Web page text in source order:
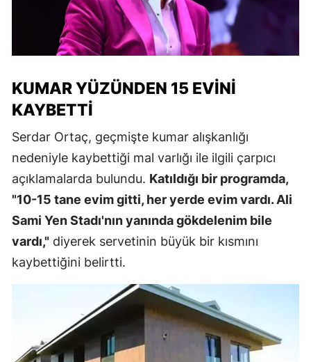
KUMAR YÜZÜNDEN 15 EVINI
KAYBETTI
Serdar Ortaç, geçmişte kumar alışkanlığı
nedeniyle kaybettiği mal varlığı ile ilgili çarpıcı
açıklamalarda bulundu. Katıldığı bir programda,
"10-15 tane evim gitti, her yerde evim vardı. Ali
Sami Yen Stadı'nın yanında gökdelenim bile
vardı," diyerek servetinin büyük bir kısmını
kaybettiğini belirtti.